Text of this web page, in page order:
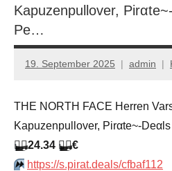
Kapuzenpullover,
Pe…
19. September 2025 admin
THE NORTH FACE Herren
Kapuzenpullover, Pirαtе~-
🏴‍☠️24.34 🏴‍☠️€
⏩️ https://s.pirat.deals/cfbaf112